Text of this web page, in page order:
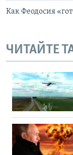
Как Феодосия
ЧИТАЙТЕ